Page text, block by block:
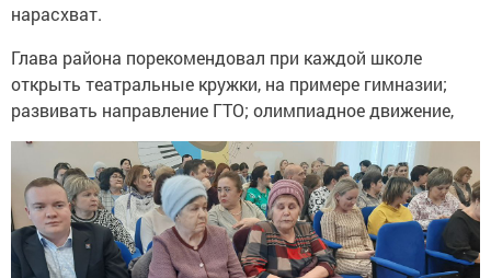
нарасхват.
Глава района порекомендовал при каждой школе
открыть театральные кружки, на примере гимназии;
развивать направление ГТО; олимпиадное движение,